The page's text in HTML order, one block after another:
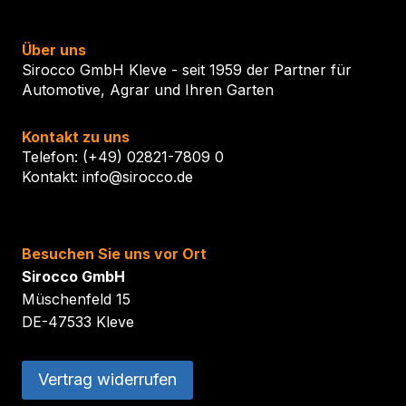
Über uns
Sirocco GmbH Kleve - seit 1959 der Partner für
Automotive, Agrar und Ihren Garten
Kontakt zu uns
Telefon: (+49) 02821-7809 0
Kontakt: info@sirocco.de
Besuchen Sie uns vor Ort
Sirocco GmbH
Müschenfeld 15
DE-47533 Kleve
Vertrag widerrufen